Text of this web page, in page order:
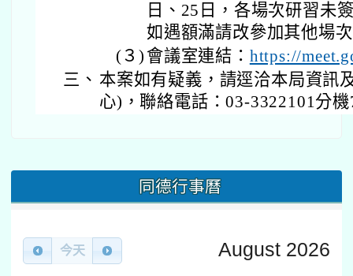
日、25日，各場次研習未
如遇額滿請改參加其他場
(３) 會議室連結： https://
三、 本案如有疑義，請逕洽本局資訊
心)，聯絡電話：03-3322101分
同德行事曆
今天 August 2026